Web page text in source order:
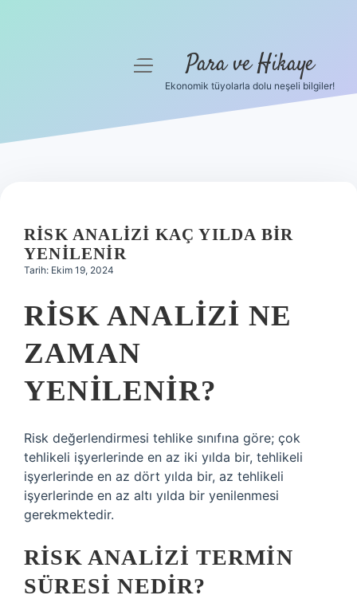
Hakkımızda
menüyü
Para ve Hikaye
Ekonomik tüyolarla dolu neşeli bilgiler!
RISK ANALIZI KAÇ YILDA BIR
YENILENIR
Tarih: Ekim 19, 2024
RISK ANALIZI NE
ZAMAN
YENILENIR?
Risk değerlendirmesi tehlike sınıfına göre; çok
tehlikeli işyerlerinde en az iki yılda bir, tehlikeli
işyerlerinde en az dört yılda bir, az tehlikeli
işyerlerinde en az altı yılda bir yenilenmesi
gerekmektedir.
RISK ANALIZI TERMIN
SÜRESI NEDIR?